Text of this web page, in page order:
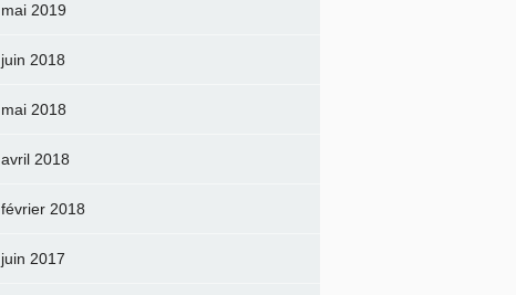
mai 2019
juin 2018
mai 2018
avril 2018
février 2018
juin 2017